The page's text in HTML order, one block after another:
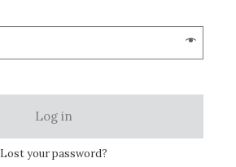
Log in
Lost your password?